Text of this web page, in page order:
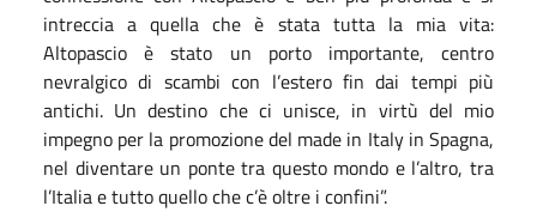
intreccia a quella che è stata tutta la mia vita:
Altopascio è stato un porto importante, centro
nevralgico di scambi con l’estero fin dai tempi più
antichi. Un destino che ci unisce, in virtù del mio
impegno per la promozione del made in Italy in Spagna,
nel diventare un ponte tra questo mondo e l’altro, tra
l’Italia e tutto quello che c’è oltre i confini”.